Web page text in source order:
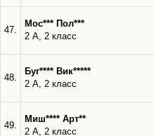
47.
Мос*** Пол***
2 А, 2 класс
48.
Буг**** Вик*****
2 А, 2 класс
49.
Миш**** Арт**
2 А, 2 класс